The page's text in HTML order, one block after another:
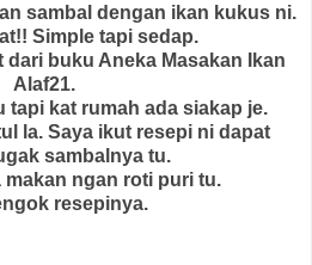
sambal dengan ikan kukus ni.
Simple tapi sedap.
dari buku Aneka Masakan Ikan
Alaf21.
tapi kat rumah ada siakap je.
la. Saya ikut resepi ni dapat
sambalnya tu.
makan ngan roti puri tu.
resepinya.